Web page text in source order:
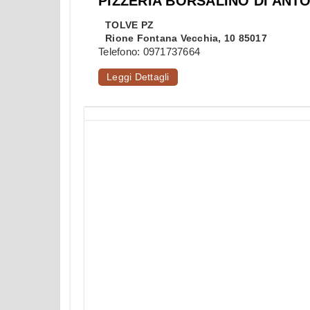
TOLVE PZ
Rione Fontana Vecchia, 10 85017
Telefono: 0971737664
Leggi Dettagli